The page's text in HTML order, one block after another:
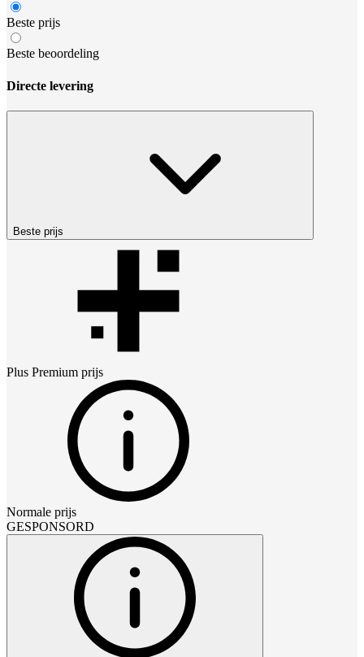
Beste prijs
Beste beoordeling
Directe levering
Beste prijs
Plus Premium prijs
Normale prijs
GESPONSORD